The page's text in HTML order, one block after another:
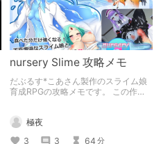
nursery Slime 攻略メモ
だぶるす*こあさん製作のスライム娘
育成RPGの攻略メモです。 この作
ームクリアだけならそれでも特に問題
極夜
3
3 64 分